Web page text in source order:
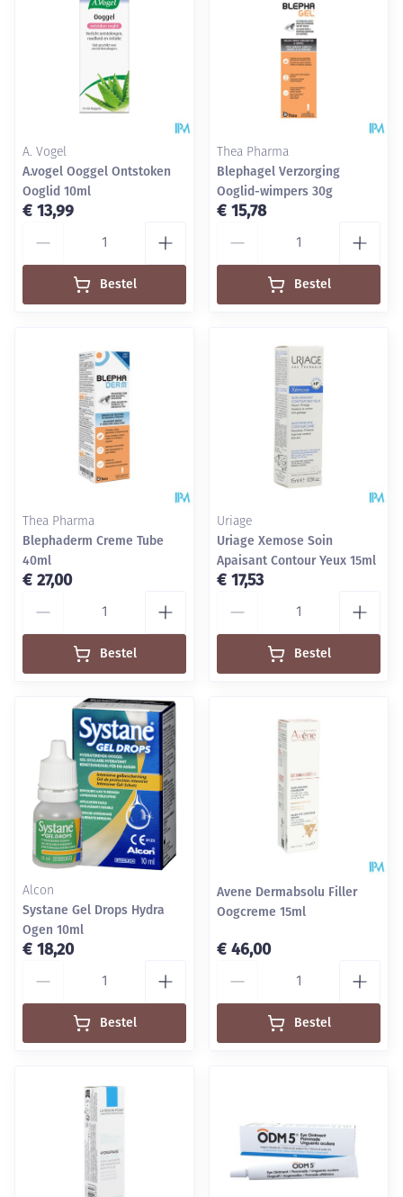
A. Vogel
A.vogel Ooggel Ontstoken
Ooglid 10ml
€ 13,99
Bestel
Thea Pharma
Blephagel Verzorging
Ooglid-wimpers 30g
€ 15,78
Bestel
Thea Pharma
Blephaderm Creme Tube
40ml
€ 27,00
Bestel
Uriage
Uriage Xemose Soin
Apaisant Contour Yeux 15ml
€ 17,53
Bestel
Alcon
Systane Gel Drops Hydra
Ogen 10ml
€ 18,20
Bestel
Avene Dermabsolu Filler
Oogcreme 15ml
€ 46,00
Bestel